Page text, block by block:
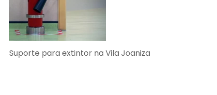
Suporte para extintor na Vila Joaniza